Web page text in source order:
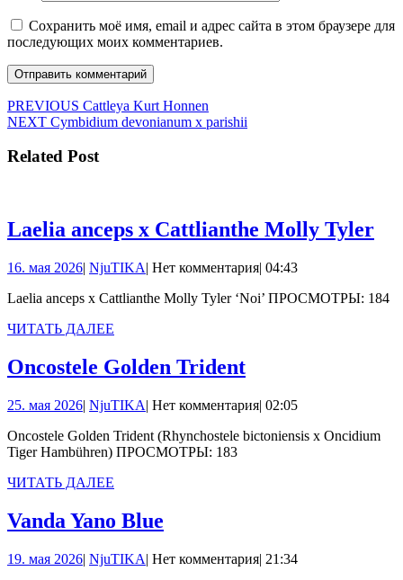
Сохранить моё имя, email и адрес сайта в этом браузере для
последующих моих комментариев.
Навигация
по
записям
PREVIOUS Предыдущая
запись:
Cattleya Kurt Honnen
NEXT Следующая
Cymbidium devonianum x parishii
Related Post
Laelia anceps x Cattlianthe Molly Tyler
16. мая 202616.
2026
| NjuTIKANjuTIKA
| Нет комментария| 04:43
Laelia anceps x Cattlianthe Molly Tyler ‘Noi’ ПРОСМОТРЫ: 184
ЧИТАТЬ ДАЛЕЕ
Oncostele Golden TridentOncostele
Trident
25. мая 202625.
2026
| NjuTIKANjuTIKA
| Нет комментария| 02:05
Oncostele Golden Trident (Rhynchostele bictoniensis x Oncidium
Tiger Hambühren) ПРОСМОТРЫ: 183
ЧИТАТЬ ДАЛЕЕ
Vanda Yano Blue
Blue
19. мая 202619.
| NjuTIKANjuTIKA
| Нет комментария| 21:34